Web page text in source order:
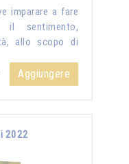
imparare a fare
sentimento,
allo scopo di
Aggiungere
2022